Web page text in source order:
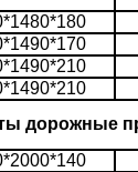
дорожные